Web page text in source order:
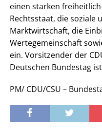
einen starken
Rechtsstaat, die soziale
Marktwirtschaft, die
Wertegemeinschaft
ein. Vorsitzender der
Deutschen Bundestag
PM/ CDU/CSU –